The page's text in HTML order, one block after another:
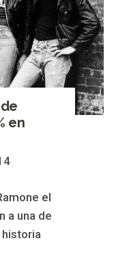
en
el
a una de